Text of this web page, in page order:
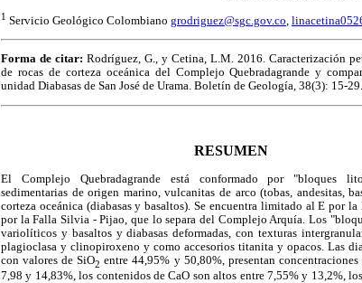
1 Servicio Geológico Colombiano grodriguez@sgc.gov.co
Forma de citar: Rodríguez, G., y Cetina, L.M. 2016. Caracterización
de rocas de corteza oceánica del Complejo Quebradagrande y
unidad Diabasas de San José de Urama. Boletín de Geología, 38(3): 15-29.
RESUMEN
El Complejo Quebradagrande está conformado por "bloques
sedimentarias de origen marino, vulcanitas de arco (tobas, andesitas,
corteza oceánica (diabasas y basaltos). Se encuentra limitado al E por
por la Falla Silvia - Pijao, que lo separa del Complejo Arquía. Los
variolíticos y basaltos y diabasas deformadas, con texturas
plagioclasa y clinopiroxeno y como accesorios titanita y opacos. Las
con valores de SiO2 entre 44,95% y 50,80%, presentan
7,98 y 14,83%, los contenidos de CaO son altos entre 7,55% y 13,2%,